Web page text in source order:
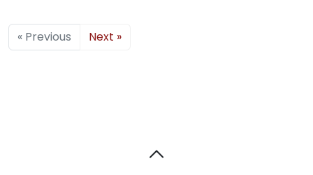
« Previous Next »